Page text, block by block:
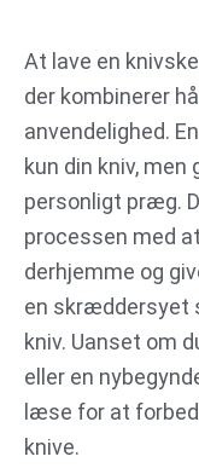
indholdet
At lave en
der kombinerer
anvendelighed.
kun din kniv,
personligt præg.
processen med
derhjemme og
en skræddersyet
kniv. Uanset om
eller en
læse for at
knive.